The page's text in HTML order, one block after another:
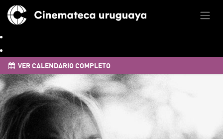
VER CALENDARIO COMPLETO